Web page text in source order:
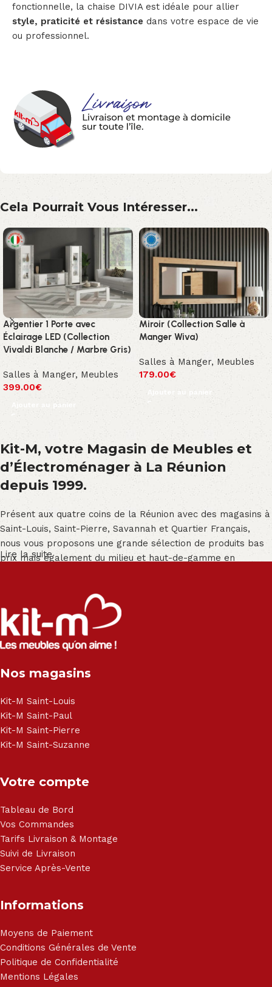
fonctionnelle, la chaise DIVIA est idéale pour allier
style, praticité et résistance dans votre espace de vie
ou professionnel.
Cela Pourrait Vous Intéresser...
Argentier 1 Porte avec
Éclairage LED (Collection
Vivaldi Blanche / Marbre Gris)
Salles à Manger, Meubles
399.00€
Ajouter au panier
Miroir (Collection Salle à
Manger Wiva)
Salles à Manger, Meubles
179.00€
Ajouter au panier
Kit-M, votre Magasin de Meubles et
d’Électroménager à La Réunion
depuis 1999.
Présent aux quatre coins de la Réunion avec des magasins à
Saint-Louis, Saint-Pierre, Savannah et Quartier Français,
nous vous proposons une grande sélection de produits bas
prix mais également du milieu et haut-de-gamme en
Salon angle - Salon convertible - Salon relax - Canapé -
Canapé lit - Cuisine sur-mesure - Fauteuil - Armoire - Table
et chaise - Meuble de salle de bain - Literie - Lit - Bureau -
Électroménager - Télévision led - Réfrigérateur -
- Matelas - Hifi Hitachi, LG, Sharp, Philips, Bosh, Moulinex,
Haier, Sony, Cecotec, Westpoint, Dyson.
Lire la suite
Nos magasins
Kit-M Saint-Louis
Kit-M Saint-Paul
Kit-M Saint-Pierre
Kit-M Saint-Suzanne
Votre compte
Tableau de Bord
Vos Commandes
Tarifs Livraison & Montage
Suivi de Livraison
Service Après-Vente
Informations
Moyens de Paiement
Conditions Générales de Vente
Politique de Confidentialité
Mentions Légales